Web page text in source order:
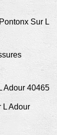
Sur L
Adour 40465
L Adour